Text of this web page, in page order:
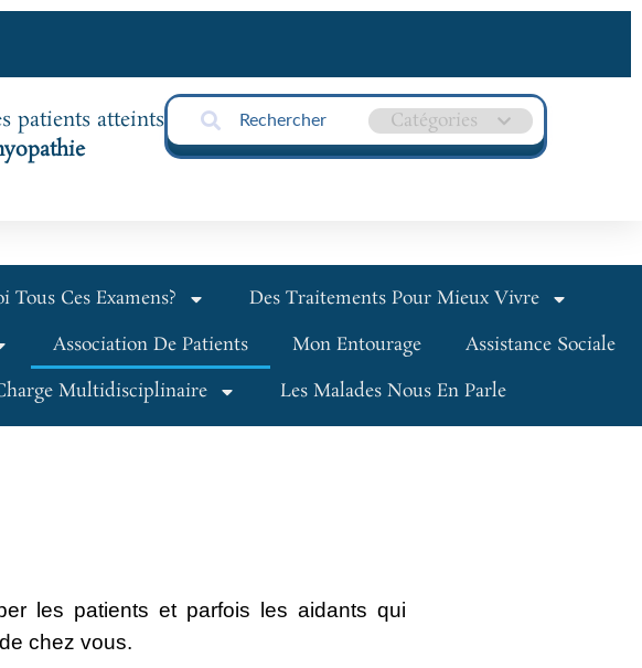
patients atteints
Tous Ces Examens?
Des Traitements Pour Mieux Vivre
Association De Patients Mon Entourage
Assistance Sociale
Multidisciplinaire Les Malades Nous En Parle
les patients et parfois les aidants qui
de chez vous.